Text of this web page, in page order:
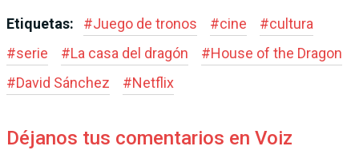
Etiquetas: #Juego de tronos #cine #cultura
#serie #La casa del dragón #House of the Dragon
#David Sánchez #Netflix
Déjanos tus comentarios en Voiz